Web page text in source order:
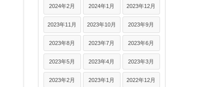
2024年2月 2024年1月 2023年12月
2023年11月 2023年10月 2023年9月
2023年8月 2023年7月 2023年6月
2023年5月 2023年4月 2023年3月
2023年2月 2023年1月 2022年12月